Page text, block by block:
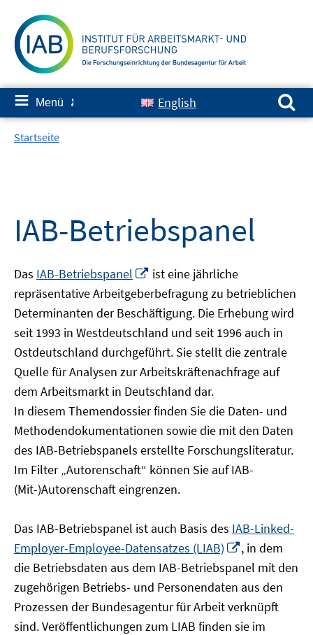
zum
Inhalt
≡ Menü ✘ English
Suchen nach:
Startseite
IAB-Betriebspanel
Das IAB-Betriebspanel
In
neuem
Fenster
öffnen
ist eine jährliche
repräsentative Arbeitgeberbefragung zu betrieblichen
Determinanten der Beschäftigung. Die Erhebung wird
seit 1993 in Westdeutschland und seit 1996 auch in
Ostdeutschland durchgeführt. Sie stellt die zentrale
Quelle für Analysen zur Arbeitskräftenachfrage auf
dem Arbeitsmarkt in Deutschland dar.
In diesem Themendossier finden Sie die Daten- und
Methodendokumentationen sowie die mit den Daten
des IAB-Betriebspanels erstellte Forschungsliteratur.
Im Filter „Autorenschaft“ können Sie auf IAB-
(Mit-)Autorenschaft eingrenzen.
Das IAB-Betriebspanel ist auch Basis des IAB-Linked-
Employer-Employee-Datensatzes (LIAB)
In
neuem
Fenster
öffnen
, in dem
die Betriebsdaten aus dem IAB-Betriebspanel mit den
zugehörigen Betriebs- und Personendaten aus den
Prozessen der Bundesagentur für Arbeit verknüpft
sind. Veröffentlichungen zum LIAB finden sie im